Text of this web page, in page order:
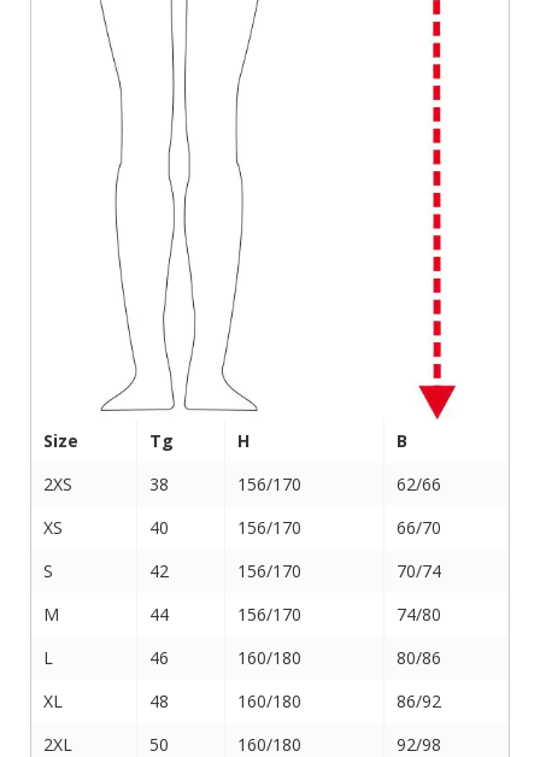
Size Tg H
B
2XS
38 156/170
62/66
XS
40 156/170
66/70
S
42 156/170
70/74
M
44 156/170
74/80
L
46 160/180
80/86
XL
48 160/180
86/92
2XL
50 160/180
92/98